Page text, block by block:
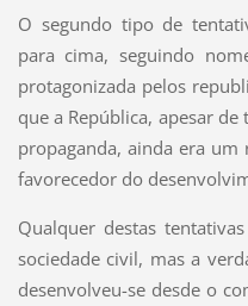
O segundo tipo de
para cima, seguindo
protagonizada pelos
que a República, apesar
propaganda, ainda era um
favorecedor do
Qualquer destas
sociedade civil, mas a
desenvolveu-se desde o